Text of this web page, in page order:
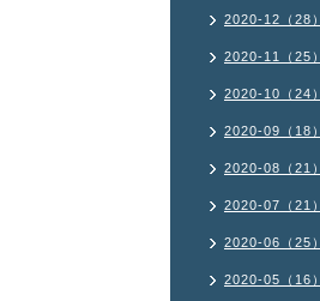
2020-12（28）
2020-11（25）
2020-10（24）
2020-09（18）
2020-08（21）
2020-07（21）
2020-06（25）
2020-05（16）